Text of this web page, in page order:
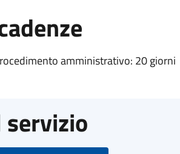
amministrativo: 20 giorni
servizio